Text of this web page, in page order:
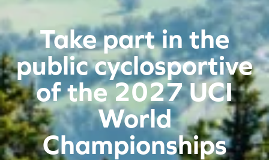
Take part in the
public cyclosportive
of the 2027 UCI
World
Championships